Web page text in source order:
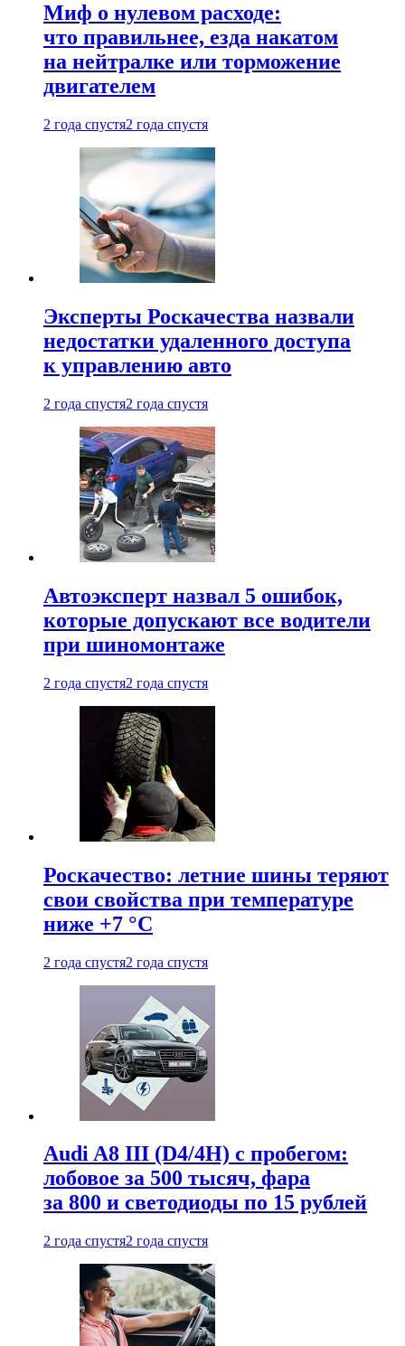
Миф о нулевом расходе:
что правильнее, езда накатом
на нейтралке или торможение
двигателем
2 года спустя2 года спустя
Эксперты Роскачества назвали
недостатки удаленного доступа
к управлению авто
2 года спустя2 года спустя
Автоэксперт назвал 5 ошибок,
которые допускают все водители
при шиномонтаже
2 года спустя2 года спустя
Роскачество: летние шины теряют
свои свойства при температуре
ниже +7 °C
2 года спустя2 года спустя
Audi A8 III (D4/4H) c пробегом:
лобовое за 500 тысяч, фара
за 800 и светодиоды по 15 рублей
2 года спустя2 года спустя